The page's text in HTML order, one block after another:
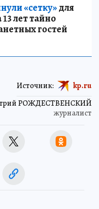
«сетку»для
лет тайно
гостей
РОЖДЕСТВЕНСКИЙ
журналист
Источник: kp.ru